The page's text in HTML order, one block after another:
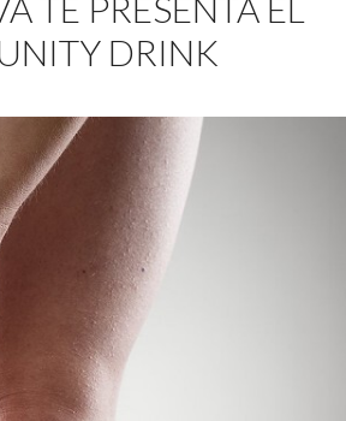
DRINK